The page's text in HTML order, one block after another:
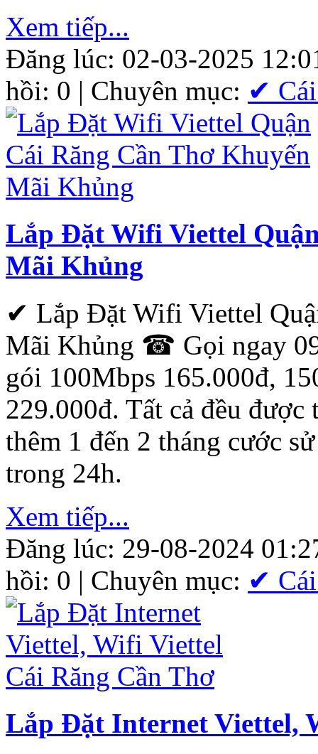
Xem tiếp...
Đăng lúc: 02-03-2025
hồi: 0 | Chuyên mục: ✔
Lắp Đặt Wifi Viettel
Mãi Khủng
✔ Lắp Đặt Wifi Viettel
Mãi Khủng ☎ Gọi ngay
gói 100Mbps 165.000đ,
229.000đ. Tất cả đều
thêm 1 đến 2 tháng cước
trong 24h.
Xem tiếp...
Đăng lúc: 29-08-2024
hồi: 0 | Chuyên mục: ✔
Lắp Đặt Internet Viettel,